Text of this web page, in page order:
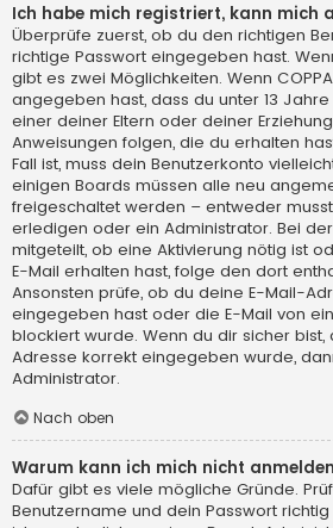
Ich habe mich registriert, kann mich
Überprüfe zuerst, ob du den richtigen
richtige Passwort eingegeben hast.
gibt es zwei Möglichkeiten. Wenn COPPA
angegeben hast, dass du unter 13
einer deiner Eltern oder deiner
Anweisungen folgen, die du erhalten
Fall ist, muss dein Benutzerkonto
einigen Boards müssen alle neu
freigeschaltet werden – entweder
erledigen oder ein Administrator. Bei
mitgeteilt, ob eine Aktivierung nötig ist
E-Mail erhalten hast, folge den dort
Ansonsten prüfe, ob du deine E-Mail-
eingegeben hast oder die E-Mail von
blockiert wurde. Wenn du dir sicher
Adresse korrekt eingegeben wurde,
Administrator.
Nach oben
Warum kann ich mich nicht
Dafür gibt es viele mögliche Gründe.
Benutzername und dein Passwort